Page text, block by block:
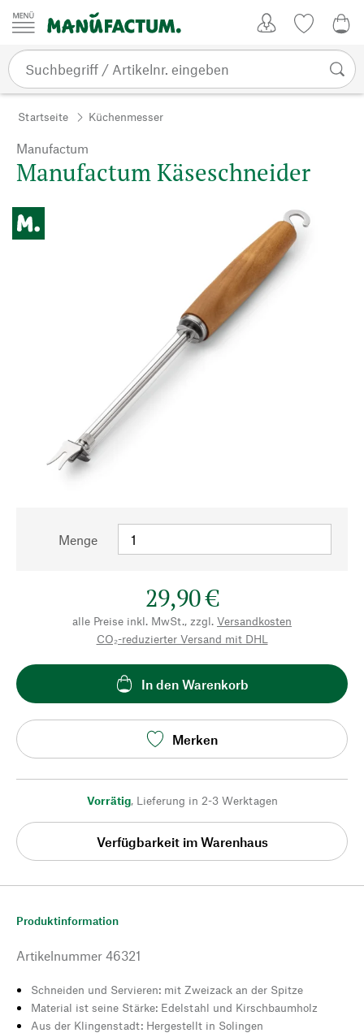
Zum Inhalt springen
Startseite Küchenmesser
Manufactum
Manufactum Käseschneider
Menge
29,90 €
alle Preise inkl. MwSt., zzgl. Versandkosten
CO₂-reduzierter Versand mit DHL
In den Warenkorb
Merken
Vorrätig, Lieferung in 2-3 Werktagen
Verfügbarkeit im Warenhaus
Produktinformation
Artikelnummer 46321
Schneiden und Servieren: mit Zweizack an der Spitze
Material ist seine Stärke: Edelstahl und Kirschbaumholz
Aus der Klingenstadt: Hergestellt in Solingen